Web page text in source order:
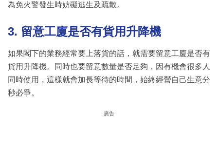
為免火警發生時妨礙逃生及疏散。
3. 留意工廈是否有貨用升降機
如果閣下的業務經常要上落貨的話，就需要留意工廈是否有
貨用升降機。同時也要留意數量是否足夠，因有機會很多人
同時使用，這樣就會加長等待的時間，始終經營自己生意分
秒必爭。
廣告